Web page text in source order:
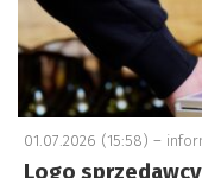
01.07.2026 (15:58) –
Logo